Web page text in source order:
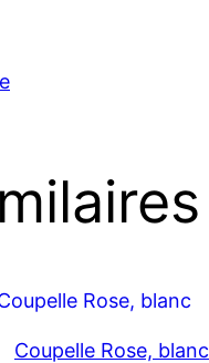
Coupelle Rose, blanc